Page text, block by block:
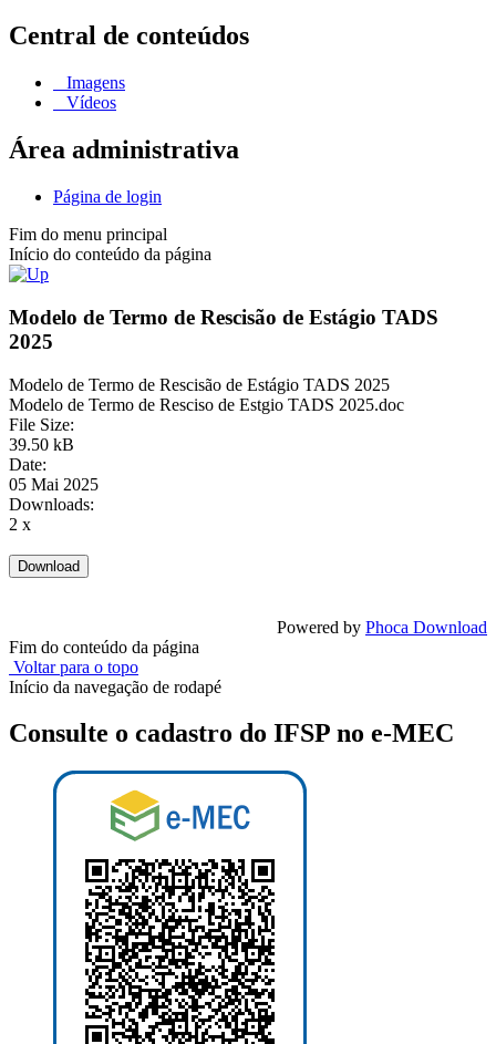
Central de conteúdos
Imagens
Vídeos
Área administrativa
Página de login
Fim do menu principal
Início do conteúdo da página
Modelo de Termo de Rescisão de Estágio TADS
2025
Modelo de Termo de Rescisão de Estágio TADS 2025
Modelo de Termo de Resciso de Estgio TADS 2025.doc
File Size:
39.50 kB
Date:
05 Mai 2025
Downloads:
2 x
Powered by Phoca Download
Fim do conteúdo da página
Voltar para o topo
Início da navegação de rodapé
Consulte o cadastro do IFSP no e-MEC